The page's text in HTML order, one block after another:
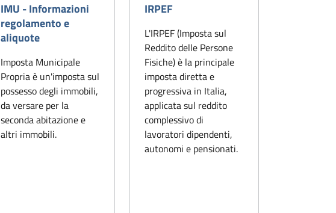
IMU - Informazioni
regolamento e
aliquote
Imposta Municipale
Propria è un'imposta sul
possesso degli immobili,
da versare per la
seconda abitazione e
altri immobili.
IRPEF
L'IRPEF (Imposta sul
Reddito delle Persone
Fisiche) è la principale
imposta diretta e
progressiva in Italia,
applicata sul reddito
complessivo di
lavoratori dipendenti,
autonomi e pensionati.